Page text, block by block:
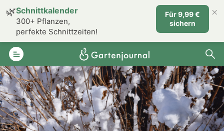
🌿Schnittkalender
300+ Pflanzen,
perfekte Schnittzeiten!
Für 9,99 €
sichern
×